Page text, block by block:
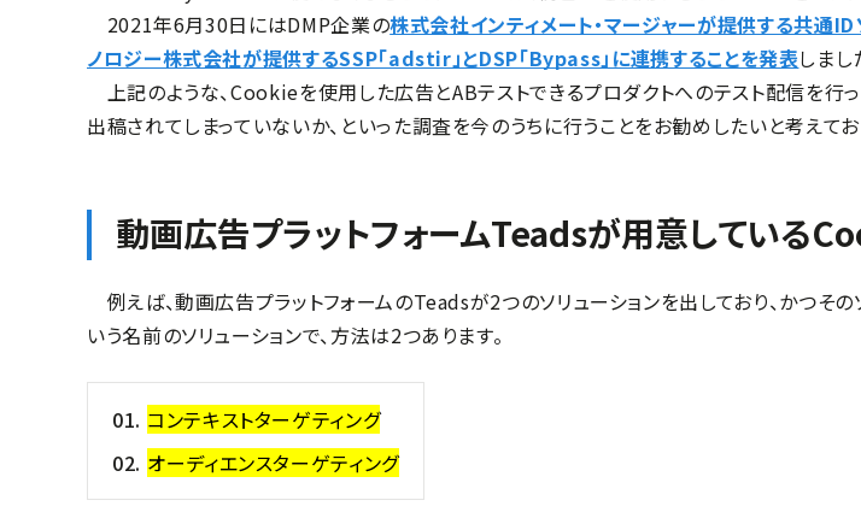
2021年6月30日にはDMP企業の株式会社インティメート・マージャーが提供する共
ノロジー株式会社が提供するSSP「adstir」とDSP「Bypass」に連携することを発表しまし
上記のような、Cookieを使用した広告とABテストできるプロダクトへのテスト配信を行
出稿されてしまっていないか、といった調査を今のうちに行うことをお勧めしたいと考えてお
動画広告プラットフォームTeadsが用意している
例えば、動画広告プラットフォームのTeadsが2つのソリューションを出しており、かつその
いう名前のソリューションで、方法は2つあります。
コンテキストターゲティング
オーディエンスターゲティング